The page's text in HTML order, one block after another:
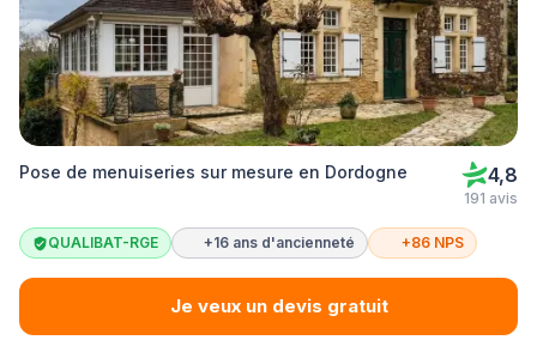
Pose de menuiseries sur mesure en Dordogne 4,8
191 avis
QUALIBAT-RGE +16 ans d'ancienneté +86 NPS
Je veux un devis gratuit